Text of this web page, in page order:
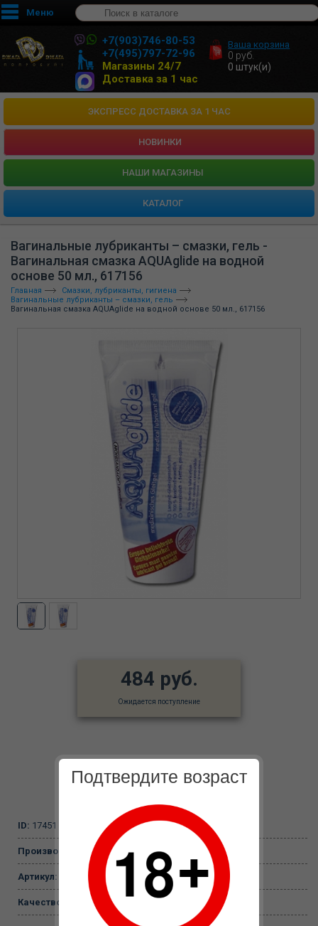
Меню
+7(903)746-80-53
+7(495)797-72-96
Магазины 24/7
Доставка за 1 час
Ваша корзина
0 руб.
0 штук(и)
ЭКСПРЕСС ДОСТАВКА ЗА 1 ЧАС
НОВИНКИ
HАШИ МАГАЗИНЫ
КАТАЛОГ
Вагинальные лубриканты – смазки, гель -
Вагинальная смазка AQUAglide на водной
основе 50 мл., 617156
Главная
Смазки, лубриканты, гигиена
Вагинальные лубриканты – смазки, гель
Вагинальная смазка AQUAglide на водной основе 50 мл., 617156
484 руб.
Ожидается поступление
ID: 17451
Производитель: JoyDivision
Артикул: 6171560000
Качество: тюбик
Подтвердите возраст